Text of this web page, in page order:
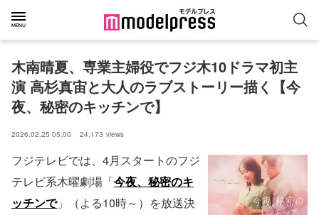
木南晴夏、専業主婦役でフジ木10ドラマ初主
演 高杉真宙と大人のラブストーリー描く【今
夜、秘密のキッチンで】
2026.02.25 05:00 24,173 views
フジテレビでは、4月スタートのフジ
テレビ系木曜劇場「今夜、秘密のキ
ッチンで」（よる10時～）を放送決